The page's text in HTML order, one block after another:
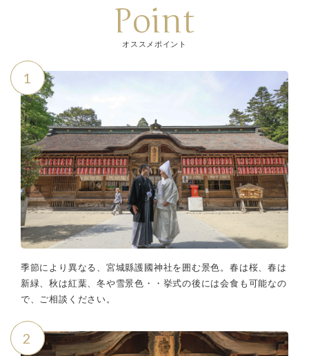
Point
オススメポイント
1
季節により異なる、宮城縣護國神社を囲む景色。春は桜、春は
新緑、秋は紅葉、冬や雪景色・・挙式の後には会食も可能なの
で、ご相談ください。
2